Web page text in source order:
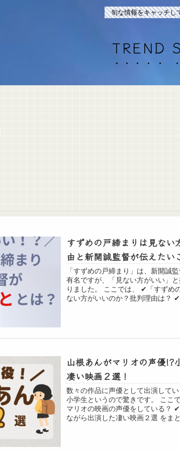
旬な情報をキャッチし
TREND
すずめの戸締まりは見ない
由と新開誠監督が伝えたい
「すずめの戸締まり」は、新開誠
有名ですが、「見ない方がいい」
りました。 ここでは、 ✔︎「すずめ
ない方がいいのか？批判理由は？ ✔︎
山根あんがマリオの声優!?
凄い映画２選！
数々の作品に声優として出演して
小学生というので驚きです。 ここ
マリオの映画の声優をしている？
ながら出演した凄い映画２選 をま